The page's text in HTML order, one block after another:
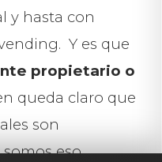
y hasta con
Y es que
propietario o
queda claro que
son
eso